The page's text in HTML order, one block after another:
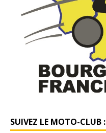
SUIVEZ LE MOTO-CLUB :